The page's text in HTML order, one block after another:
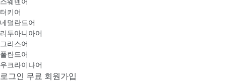
터키어
네덜란드어
리투아니아어
그리스어
폴란드어
우크라이나어
로그인 무료 회원가입